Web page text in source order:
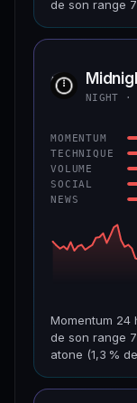
CONFIANCE
de son range
CAP.
VAR. 7 J
VS ATH
−80,6 %
CONFIANCE
NIGH
NIGHT
MOMENTUM
TECHNIQUE
VOLUME
SOCIAL
NEWS
Momentum 24
de son range
atone (1,3 %
CAP.